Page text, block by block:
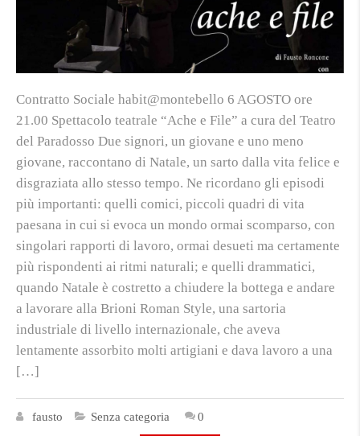
Contratto Sociale habit@montebello 6 AGOSTO ore
21.00 Spettacolo teatrale “Ache e File” a cura del Teatro
del Paradosso Due signori, un giovane e uno meno
giovane, raccontano di Natale, un sarto dalla vita felice e
disgraziata allo stesso tempo. Ne ricordano gli episodi
più importanti: quelli comici, piccoli quadri di vita
paesana in cui si evoca un mondo ormai scomparso, con
singolari rapporti di lavoro, ormai desueti ma certamente
più rispondenti ai ritmi naturali; e quelli drammatici,
quando Natale è costretto a chiudere la bottega e andare
a lavorare alla Brioni Roman Style, una sartoria
industriale di livello internazionale, che aveva
lentamente assorbito molti artigiani e dava lavoro a una
[…]
fausto Senza categoria 0